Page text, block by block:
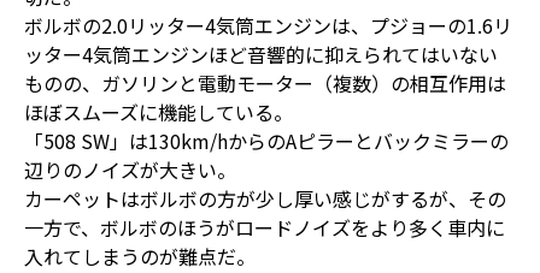
ボルボの2.0リッター4気筒エンジンは、プジョーの1.6リ
ッター4気筒エンジンほど音響的に抑えられてはいない
ものの、ガソリンと電動モーター（複数）の相互作用は
ほぼスムーズに機能している。
「508 SW」は130km/hからのAピラーとバックミラーの
辺りのノイズが大きい。
カーペットはボルボの方が少し厚い感じがするが、その
一方で、ボルボのほうがロードノイズをより多く車内に
入れてしまうのが難点だ。